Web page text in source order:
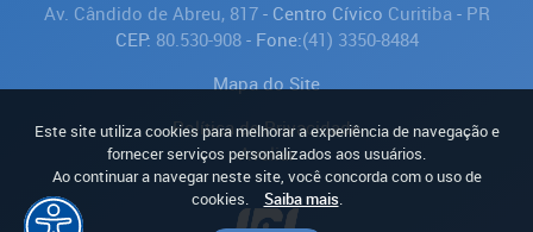
Av. Cândido de Abreu, 817- Centro Cívico Curitiba- PR
CEP: 80.530-908- Fone:(41) 3350-8484
Mapa do Site
Política de Privacidade
Avaliar
Este site utiliza cookies para melhorar a experiência de navegação e
fornecer serviços personalizados aos usuários.
Ao continuar a navegar neste site, você concorda com o uso de
cookies.
Saiba mais.